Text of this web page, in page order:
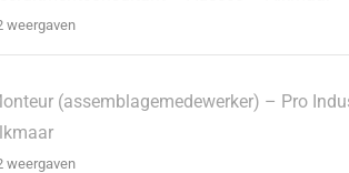
weergaven
(assemblagemedewerker) – Pro
weergaven